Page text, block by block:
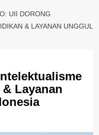
UII DORONG
& LAYANAN UNGGUL
Layanan